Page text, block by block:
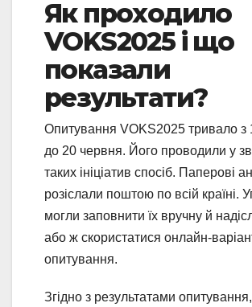
Як проходило
VOKS2025 і що
показали
результати?
Опитування VOKS2025 тривало з
до 20 червня. Його проводили у
таких ініціатив спосіб. Паперові
розіслали поштою по всій країні.
могли заповнити їх вручну й
або ж скористатися онлайн-
опитування.
Згідно з результатами